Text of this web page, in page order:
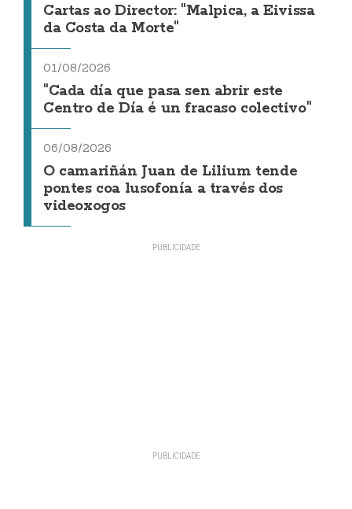
Cartas ao Director: "Malpica, a Eivissa
da Costa da Morte"
01/08/2026
"Cada día que pasa sen abrir este
Centro de Día é un fracaso colectivo"
06/08/2026
O camariñán Juan de Lilium tende
pontes coa lusofonía a través dos
videoxogos